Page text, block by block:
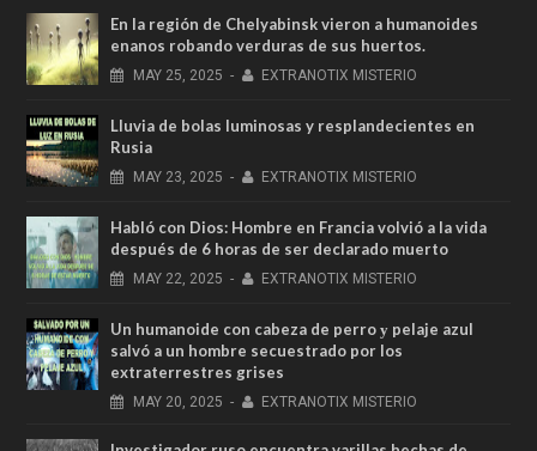
En la región de Chelyabinsk vieron a humanoides
enanos robando verduras de sus huertos.
MAY 25, 2025 - EXTRANOTIX MISTERIO
Lluvia de bolas luminosas y resplandecientes en
Rusia
MAY 23, 2025 - EXTRANOTIX MISTERIO
Habló con Dios: Hombre en Francia volvió a la vida
después de 6 horas de ser declarado muerto
MAY 22, 2025 - EXTRANOTIX MISTERIO
Un humanoide con cabeza de perro у pelaje azul
salvó a un hombre secuestrado por los
extraterrestres grises
MAY 20, 2025 - EXTRANOTIX MISTERIO